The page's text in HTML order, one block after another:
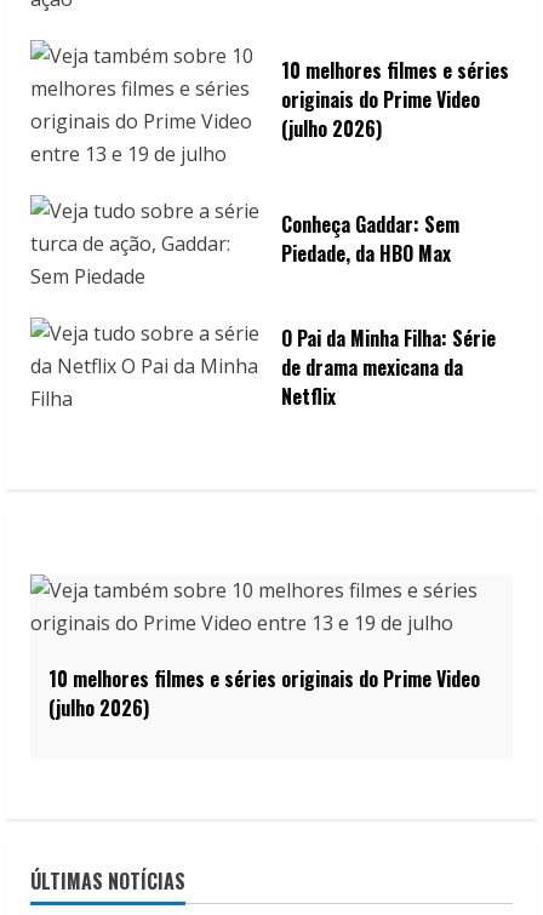
10 melhores filmes e séries
originais do Prime Video
(julho 2026)
Conheça Gaddar: Sem
Piedade, da HBO Max
O Pai da Minha Filha: Série
de drama mexicana da
Netflix
10 melhores filmes e séries originais do Prime Video
(julho 2026)
ÚLTIMAS NOTÍCIAS